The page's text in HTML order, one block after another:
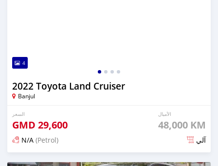
4
2022 Toyota Land Cruiser
Banjul
السعر
GMD 29,600
الأميال
48,000 KM
N/A (Petrol) آلي
تم النشر منذ 14 يوم مضت